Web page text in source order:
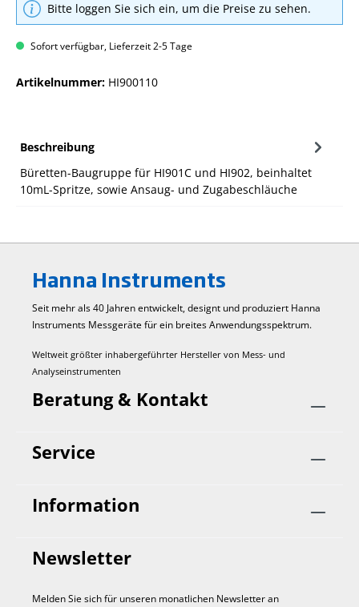
Bitte loggen Sie sich ein, um die Preise zu sehen.
Sofort verfügbar, Lieferzeit 2-5 Tage
Artikelnummer: HI900110
Beschreibung
Büretten-Baugruppe für HI901C und HI902, beinhaltet
10mL-Spritze, sowie Ansaug- und Zugabeschläuche
Hanna Instruments
Seit mehr als 40 Jahren entwickelt, designt und produziert Hanna
Instruments Mess­geräte für ein breites Anwendungs­spektrum.
Weltweit größter inhabergeführter Hersteller von Mess- und
Analyseinstrumenten
Beratung & Kontakt
Service
Information
Newsletter
Melden Sie sich für unseren monatlichen Newsletter an